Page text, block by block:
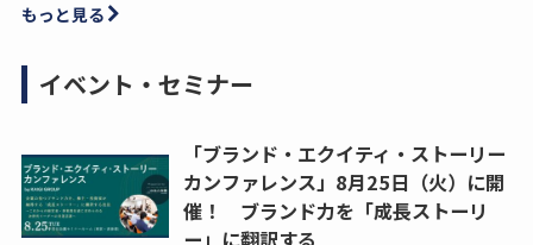
もっと見る
イベント・セミナー
「ブランド・エクイティ・ストーリー
カンファレンス」8月25日（火）に開
催！ ブランド力を「成長ストーリ
ー」に翻訳する